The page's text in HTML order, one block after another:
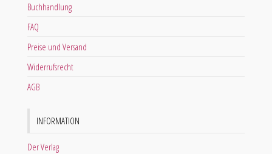
Buchhandlung
FAQ
Preise und Versand
Widerrufsrecht
AGB
INFORMATION
Der Verlag